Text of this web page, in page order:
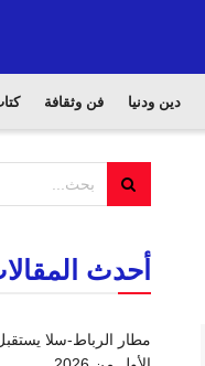
دين ودنيا فن وثقافة
أحدث